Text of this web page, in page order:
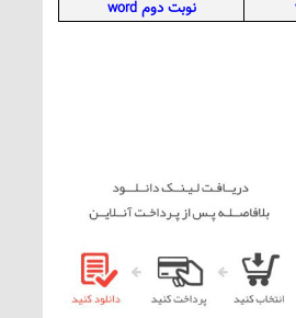
نوبت دوم word